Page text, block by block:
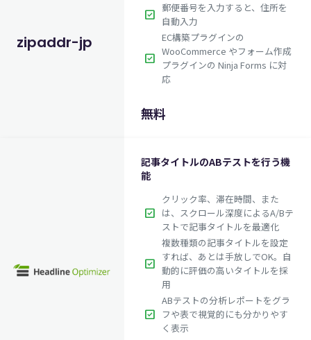
英語版価格: $199.50 /年
zipaddr-jp
check_box 郵便番号を入力すると、住所を
自動入力
check_box
EC構築プラグインの
WooCommerce やフォーム作成
プラグインの Ninja Forms に対
応
無料
記事タイトルのABテストを行う機
能
check_box
クリック率、滞在時間、また
は、スクロール深度によるA/Bテ
ストで記事タイトルを最適化
check_box
複数種類の記事タイトルを設定
すれば、あとは手放しでOK。自
動的に評価の高いタイトルを採
用
check_box
ABテストの分析レポートをグラ
フや表で視覚的にも分かりやす
く表示